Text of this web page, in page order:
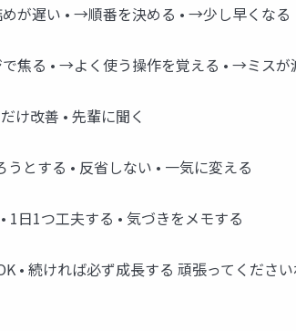
が遅い • →順番を決める • →少し早くなる
焦る • →よく使う操作を覚える • →ミスが
け改善 • 先輩に聞く
うとする • 反省しない • 一気に変える
1日1つ工夫する • 気づきをメモする
• 続ければ必ず成長する 頑張ってくださ